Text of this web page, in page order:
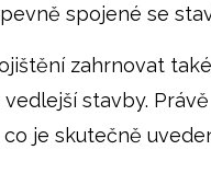
spojené se
zahrnovat
stavby.
je skutečně